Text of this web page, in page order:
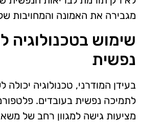
מגבירה את האמונה והמחויבות
שימוש בטכנולוגיה
נפשית
בעידן המודרני, טכנולוגיה
לתמיכה נפשית בעובדים.
מציעות גישה למגוון רחב של